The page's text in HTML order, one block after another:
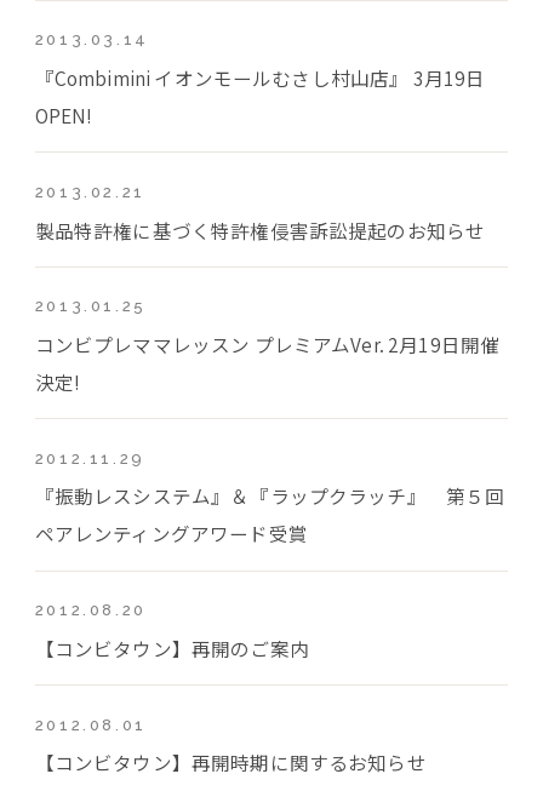
2013.03.14
『Combimini イオンモールむさし村山店』 3月19日
OPEN!
2013.02.21
製品特許権に基づく特許権侵害訴訟提起のお知らせ
2013.01.25
コンビプレママレッスン プレミアムVer. 2月19日開催
決定!
2012.11.29
『振動レスシステム』＆『ラップクラッチ』 第５回
ペアレンティングアワード受賞
2012.08.20
【コンビタウン】再開のご案内
2012.08.01
【コンビタウン】再開時期に関するお知らせ